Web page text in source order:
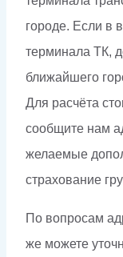
городе. Если в
терминала ТК,
ближайшего
Для расчёта
сообщите нам
желаемые
страхование
По вопросам
же можете